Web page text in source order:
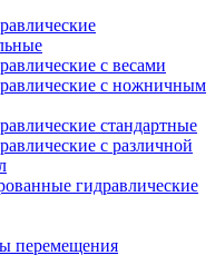
с весами
с ножничным
стандартные
с различной
гидравлические
перемещения